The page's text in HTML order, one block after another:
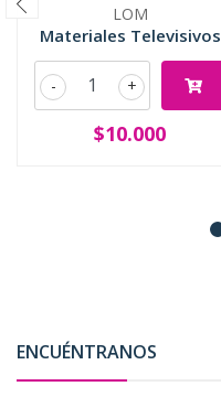
LOM
Materiales Televisivos
+
-
$10.000
ENCUÉNTRANOS